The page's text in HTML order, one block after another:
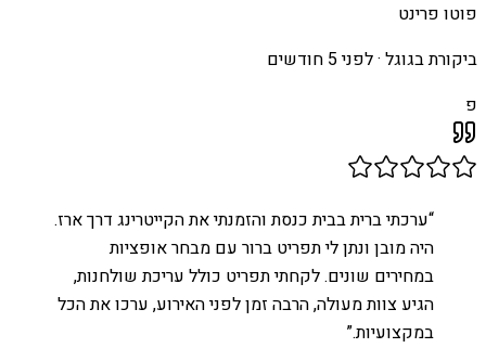
פוטו פרינט
ביקורת בגוגל ·לפני 5 חודשים
פ
“ערכתי ברית בבית כנסת והזמנתי את הקייטרינג דרך ארז.
היה מובן ונתן לי תפריט ברור עם מבחר אופציות
במחירים שונים. לקחתי תפריט כולל עריכת שולחנות,
הגיע צוות מעולה, הרבה זמן לפני האירוע, ערכו את הכל
במקצועיות.”